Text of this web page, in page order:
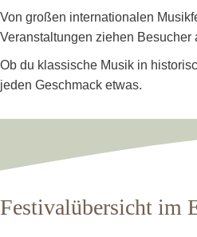
Von großen internationalen
Veranstaltungen ziehen Besucher
Ob du klassische Musik in
jeden Geschmack etwas.
Festivalübersicht im